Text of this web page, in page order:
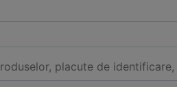
placute de